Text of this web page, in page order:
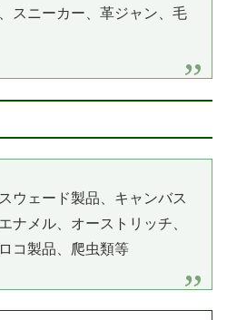
スニーカー、革ジャン、毛
ウェード製品、キャンバス
ナメル、オーストリッチ、
コ製品、爬虫類等